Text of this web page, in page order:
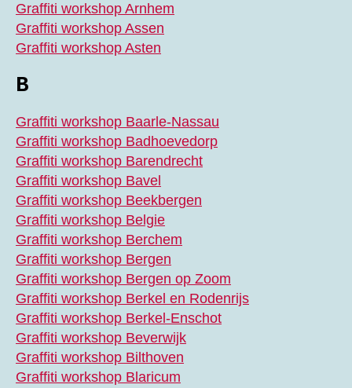
Graffiti workshop Arnhem
Graffiti workshop Assen
Graffiti workshop Asten
B
Graffiti workshop Baarle-Nassau
Graffiti workshop Badhoevedorp
Graffiti workshop Barendrecht
Graffiti workshop Bavel
Graffiti workshop Beekbergen
Graffiti workshop Belgie
Graffiti workshop Berchem
Graffiti workshop Bergen
Graffiti workshop Bergen op Zoom
Graffiti workshop Berkel en Rodenrijs
Graffiti workshop Berkel-Enschot
Graffiti workshop Beverwijk
Graffiti workshop Bilthoven
Graffiti workshop Blaricum